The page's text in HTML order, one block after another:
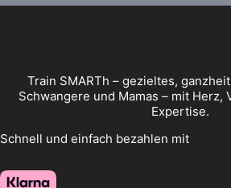
Train SMARTh – gezieltes,
Schwangere und Mamas – mit Herz,
Expertise.
Schnell und einfach bezahlen mit